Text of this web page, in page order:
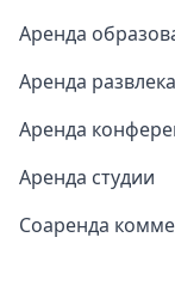
Аренда
Аренда
Аренда
Аренда студии
Соаренда